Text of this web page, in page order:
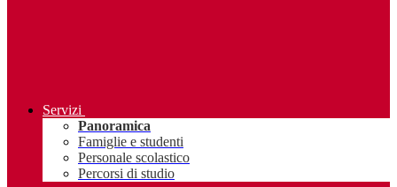
Servizi
Panoramica
Famiglie e studenti
Personale scolastico
Percorsi di studio